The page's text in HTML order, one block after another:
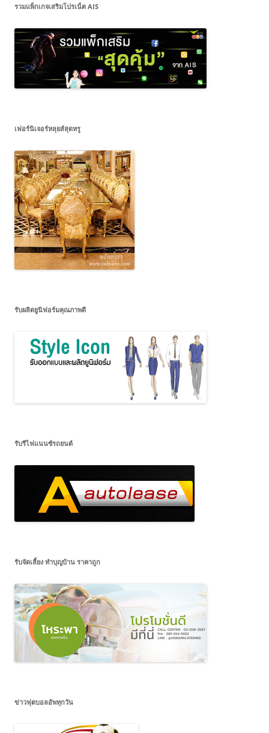
รวมแพ็กเกจเสริมโปรเน็ต AIS
เฟอร์นิเจอร์หลุยส์สุดหรู
รับผลิตยูนิฟอร์มคุณภาพดี
รับรีไฟแนนซ์รถยนต์
รับจัดเลี้ยง ทำบุญบ้าน ราคาถูก
ข่าวฟุตบอลอัพทุกวัน